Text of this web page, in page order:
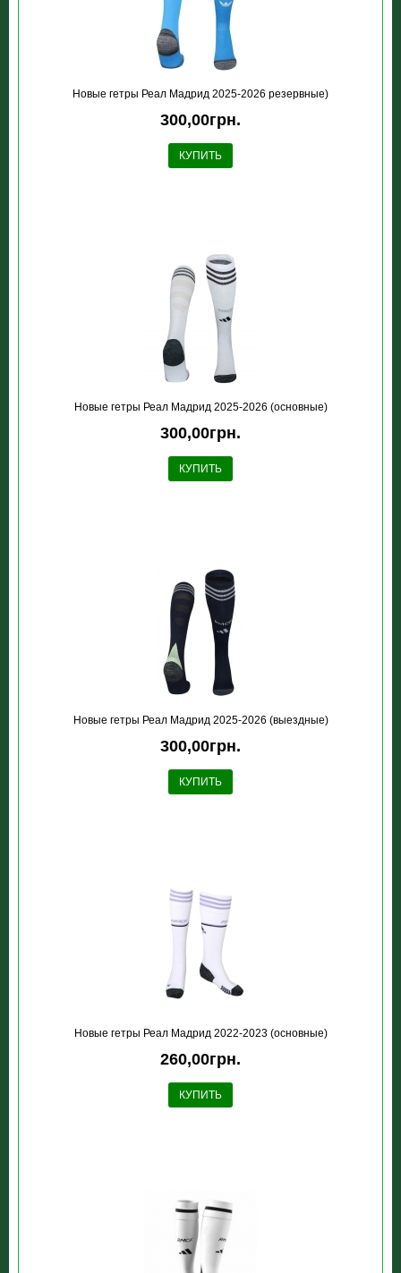
Новые гетры Реал Мадрид 2025-2026 резервные)
300,00грн.
КУПИТЬ
Новые гетры Реал Мадрид 2025-2026 (основные)
300,00грн.
КУПИТЬ
Новые гетры Реал Мадрид 2025-2026 (выездные)
300,00грн.
КУПИТЬ
Новые гетры Реал Мадрид 2022-2023 (основные)
260,00грн.
КУПИТЬ